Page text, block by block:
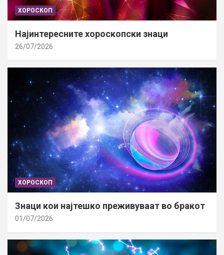
ХОРОСКОП
Најинтересните хороскопски знаци
26/07/2026
ХОРОСКОП
Знаци кои најтешко преживуваат во бракот
01/07/2026